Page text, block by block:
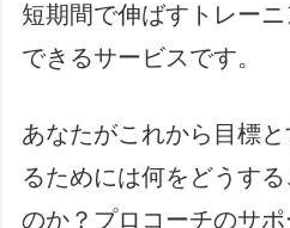
短期間で伸ばすトレー
できるサービスです。
あなたがこれから目標
るためには何をどうす
のか？プロコーチのサ